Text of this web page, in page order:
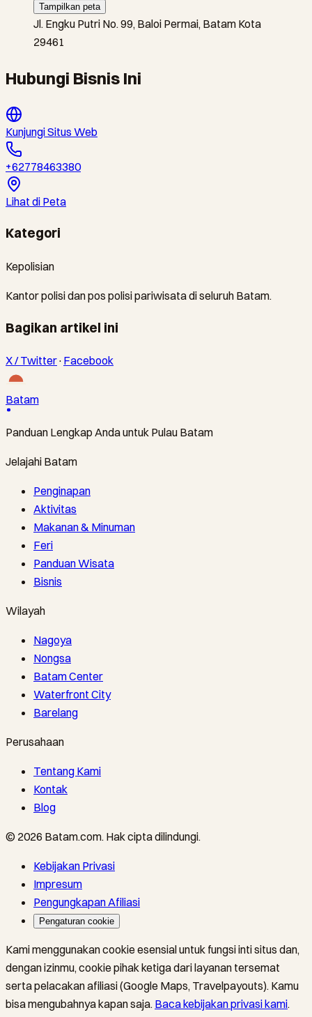
Tampilkan peta
Jl. Engku Putri No. 99, Baloi Permai, Batam Kota
29461
Hubungi Bisnis Ini
Kunjungi Situs Web
+62778463380
Lihat di Peta
Kategori
Kepolisian
Kantor polisi dan pos polisi pariwisata di seluruh Batam.
Bagikan artikel ini
X / Twitter· Facebook
Batam
Panduan Lengkap Anda untuk Pulau Batam
Jelajahi Batam
Penginapan
Aktivitas
Makanan & Minuman
Feri
Panduan Wisata
Bisnis
Wilayah
Nagoya
Nongsa
Batam Center
Waterfront City
Barelang
Perusahaan
Tentang Kami
Kontak
Blog
© 2026 Batam.com. Hak cipta dilindungi.
Kebijakan Privasi
Impresum
Pengungkapan Afiliasi
Pengaturan cookie
Kami menggunakan cookie esensial untuk fungsi inti situs dan,
dengan izinmu, cookie pihak ketiga dari layanan tersemat
serta pelacakan afiliasi (Google Maps, Travelpayouts). Kamu
bisa mengubahnya kapan saja. Baca kebijakan privasi kami.